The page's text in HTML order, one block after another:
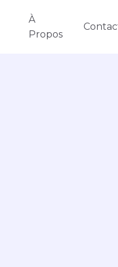
À
Propos